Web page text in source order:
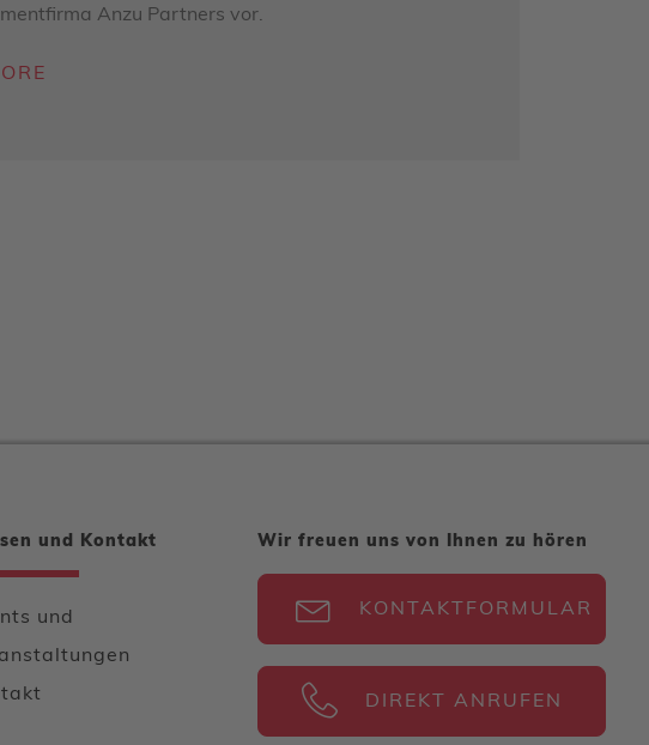
Anzu Partners vor.
und Kontakt
und
Wir freuen uns von Ihnen zu hören
KONTAKTFORMULAR
DIREKT ANRUFEN